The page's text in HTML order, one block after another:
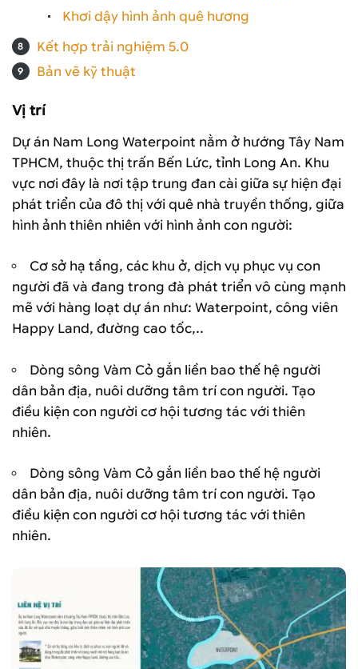
Khơi dậy hình ảnh quê hương
Kết hợp trải nghiệm 5.0
Bản vẽ kỹ thuật
Vị trí
Dự án Nam Long Waterpoint nằm ở hướng Tây Nam
TPHCM, thuộc thị trấn Bến Lức, tỉnh Long An. Khu
vực nơi đây là nơi tập trung đan cài giữa sự hiện đại
phát triển của đô thị với quê nhà truyền thống, giữa
hình ảnh thiên nhiên với hình ảnh con người:
Cơ sở hạ tầng, các khu ở, dịch vụ phục vụ con
người đã và đang trong đà phát triển vô cùng mạnh
mẽ với hàng loạt dự án như: Waterpoint, công viên
Happy Land, đường cao tốc,..
Dòng sông Vàm Cỏ gắn liền bao thế hệ người
dân bản địa, nuôi dưỡng tâm trí con người. Tạo
điều kiện con người cơ hội tương tác với thiên
nhiên.
Dòng sông Vàm Cỏ gắn liền bao thế hệ người
dân bản địa, nuôi dưỡng tâm trí con người. Tạo
điều kiện con người cơ hội tương tác với thiên
nhiên.